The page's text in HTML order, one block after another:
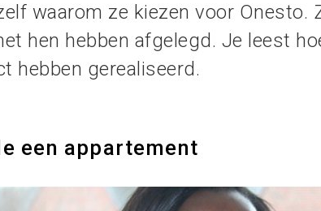
waarom ze kiezen voor Onesto.
hen hebben afgelegd. Je leest
hebben gerealiseerd.
een appartement